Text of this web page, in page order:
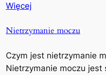
Więcej
Nietrzymanie moczu
Czym jest nietrzymanie
Nietrzymanie moczu